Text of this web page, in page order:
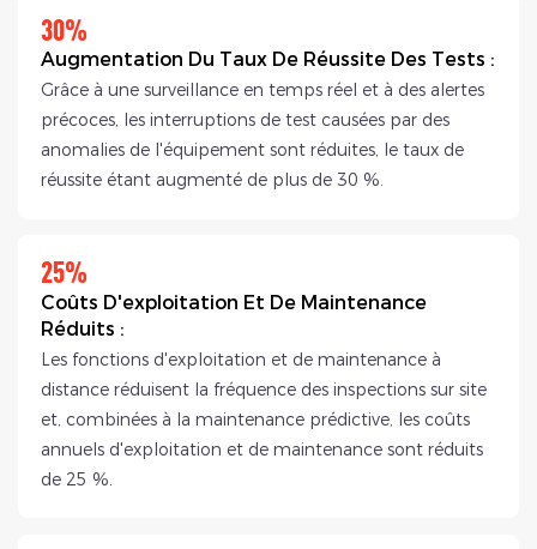
30%
Augmentation Du Taux De Réussite Des Tests :
Grâce à une surveillance en temps réel et à des alertes
précoces, les interruptions de test causées par des
anomalies de l'équipement sont réduites, le taux de
réussite étant augmenté de plus de 30 %.
25%
Coûts D'exploitation Et De Maintenance
Réduits :
Les fonctions d'exploitation et de maintenance à
distance réduisent la fréquence des inspections sur site
et, combinées à la maintenance prédictive, les coûts
annuels d'exploitation et de maintenance sont réduits
de 25 %.